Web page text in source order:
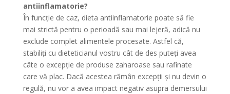
antiinflamatorie?
În funcție de caz, dieta antiinflamatorie poate să fie
mai strictă pentru o perioadă sau mai lejeră, adică nu
exclude complet alimentele procesate. Astfel că,
stabiliți cu dieteticianul vostru cât de des puteți avea
câte o excepție de produse zaharoase sau rafinate
care vă plac. Dacă acestea rămân excepții și nu devin o
regulă, nu vor a avea impact negativ asupra demersului